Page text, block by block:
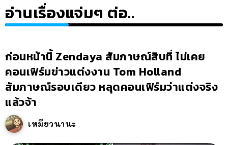
อ่านเรื่องแจ่มๆ ต่อ..
ก่อนหน้านี้ Zendaya สัมภาษณ์สิบที่ ไม่เคย
คอนเฟิร์มข่าวแต่งงาน Tom Holland
สัมภาษณ์รอบเดียว หลุดคอนเฟิร์มว่าแต่งจริง
แล้วจ้า
เหมียวนานะ